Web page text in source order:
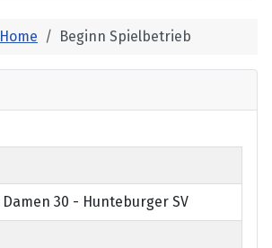
Home Beginn Spielbetrieb
Damen 30 - Hunteburger SV